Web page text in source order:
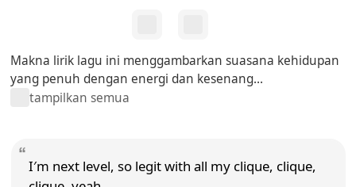
Makna lirik lagu ini menggambarkan suasana kehidupan
yang penuh dengan energi dan kesenang...
tampilkan semua
I′m next level, so legit with all my clique, clique,